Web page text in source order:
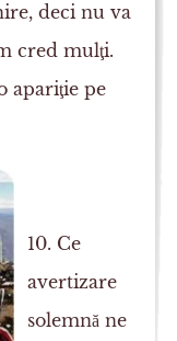
deci nu va
cred mulţi.
apariţie pe
10. Ce
avertizare
solemnă ne